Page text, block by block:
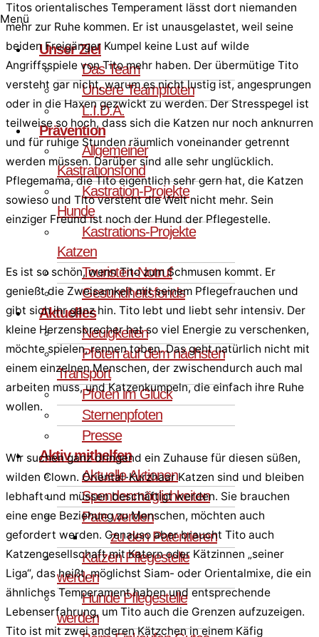
Menü
Unser Ziel
Das Team
Unsere Teampfoten
L.I.D.A.
Prävention
Allgemeiner
Kastrationsfond
Kastration-Projekte
Hunde
Kastrations-Projekte
Katzen
Touristen-Notruf
Gesundheitsfonds
Aktuelles
Neuigkeiten
Pfoten auf dem nächsten
Transport
Pfoten im Glück
Sternenpfoten
Presse
Aktiv mithelfen
Aktuelle Aktionen
Spendenmöglichkeiten
Pate werden
zu den Patentieren
Katzen Pflegestelle
werden
Hunde Pflegestelle
werden
Titos orientalisches Temperament lässt dort niemanden
mehr zur Ruhe kommen. Er ist unausgelastet, weil seine
beiden Freigänger Kumpel keine Lust auf wilde
Angriffsspiele von Tito mehr haben. Der übermütige Tito
versteht gar nicht, warum es nicht lustig ist, angesprungen
oder in die Haxen gezwickt zu werden. Der Stresspegel ist
teilweise so hoch, dass sich die Katzen nur noch anknurren
und für ruhige Stunden räumlich voneinander getrennt
werden müssen. Darüber sind alle sehr unglücklich.
Pflegemama, die Tito eigentlich sehr gern hat, die Katzen
sowieso und Tito versteht die Welt nicht mehr. Sein
einziger Freund ist noch der Hund der Pflegestelle.
Es ist so schön, wenn Tito zum Schmusen kommt. Er
genießt die Zweisamkeit mit seinem Pflegefrauchen und
gibt sich ihr ganz hin. Tito lebt und liebt sehr intensiv. Der
kleine Herzensbrecher hat so viel Energie zu verschenken,
möchte spielen, rennen toben. Das geht natürlich nicht mit
einem einzelnen Menschen, der zwischendurch auch mal
arbeiten muss, und Katzenkumpeln, die einfach ihre Ruhe
wollen.
Wir suchen ganz dringend ein Zuhause für diesen süßen,
wilden Clown. Oriental-Kurzhaar Katzen sind und bleiben
lebhaft und müssen beschäftigt werden. Sie brauchen
eine enge Beziehung zu Menschen, möchten auch
gefordert werden. Genauso aber braucht Tito auch
Katzengesellschaft mit Katern oder Kätzinnen „seiner
Liga“, das heißt, möglichst Siam- oder Orientalmixe, die ein
ähnliches Temperament haben und entsprechende
Lebenserfahrung, um Tito auch die Grenzen aufzuzeigen.
Tito ist mit zwei anderen Kätzchen in einem Käfig